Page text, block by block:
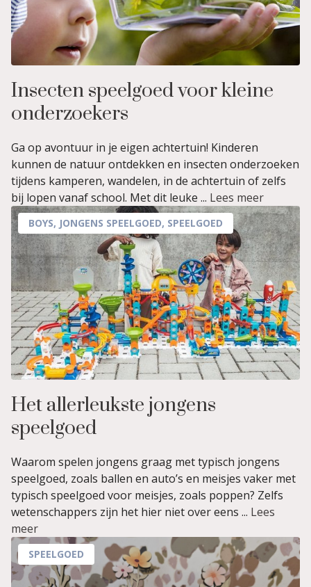
Insecten speelgoed voor kleine
onderzoekers
Ga op avontuur in je eigen achtertuin! Kinderen
kunnen de natuur ontdekken en insecten onderzoeken
tijdens kamperen, wandelen, in de achtertuin of zelfs
bij lopen vanaf school. Met dit leuke ... Lees meer
BOYS, JONGENS SPEELGOED, SPEELGOED
Het allerleukste jongens
speelgoed
Waarom spelen jongens graag met typisch jongens
speelgoed, zoals ballen en auto’s en meisjes vaker met
typisch speelgoed voor meisjes, zoals poppen? Zelfs
wetenschappers zijn het hier niet over eens ... Lees
meer
SPEELGOED